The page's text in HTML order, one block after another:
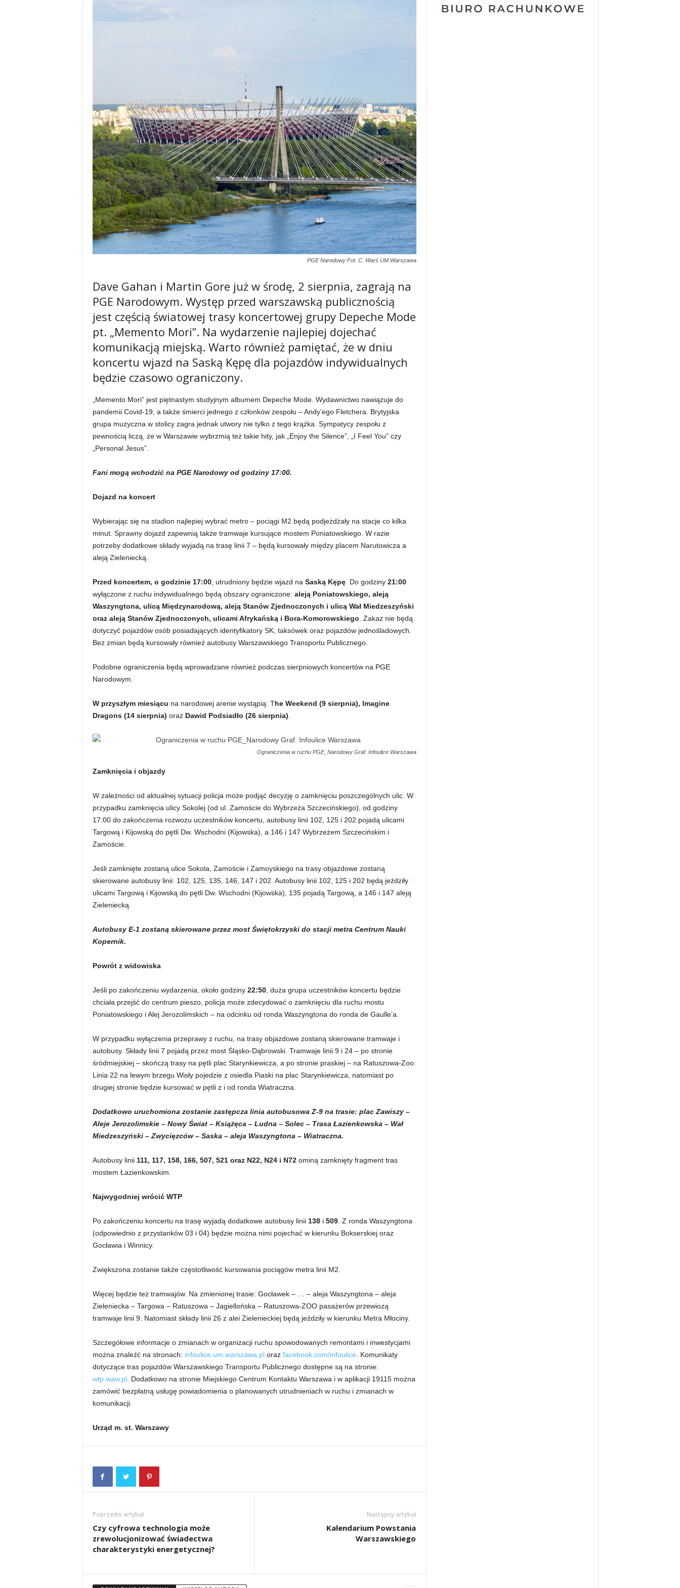
PGE Narodowy Fot. C. Warś UM Warszawa
Dave Gahan i Martin Gore już w środę, 2 sierpnia, zagrają na
PGE Narodowym. Występ przed warszawską publicznością
jest częścią światowej trasy koncertowej grupy Depeche Mode
pt. „Memento Mori”. Na wydarzenie najlepiej dojechać
komunikacją miejską. Warto również pamiętać, że w dniu
koncertu wjazd na Saską Kępę dla pojazdów indywidualnych
będzie czasowo ograniczony.
„Memento Mori” jest piętnastym studyjnym albumem Depeche Mode. Wydawnictwo nawiązuje do
pandemii Covid-19, a także śmierci jednego z członków zespołu – Andy’ego Fletchera. Brytyjska
grupa muzyczna w stolicy zagra jednak utwory nie tylko z tego krążka. Sympatycy zespołu z
pewnością liczą, że w Warszawie wybrzmią też takie hity, jak „Enjoy the Silence”, „I Feel You” czy
„Personal Jesus”.
Fani mogą wchodzić na PGE Narodowy od godziny 17:00.
Dojazd na koncert
Wybierając się na stadion najlepiej wybrać metro – pociągi M2 będą podjeżdżały na stacje co kilka
minut. Sprawny dojazd zapewnią także tramwaje kursujące mostem Poniatowskiego. W razie
potrzeby dodatkowe składy wyjadą na trasę linii 7 – będą kursowały między placem Narutowicza a
aleją Zieleniecką.
Przed koncertem, o godzinie 17:00, utrudniony będzie wjazd na Saską Kępę. Do godziny21:00
wyłączone z ruchu indywidualnego będą obszary ograniczone: aleją Poniatowskiego, aleją
Waszyngtona, ulicą Międzynarodową, aleją Stanów Zjednoczonych i ulicą Wał Miedzeszyński
oraz aleją Stanów Zjednoczonych, ulicami Afrykańską i Bora-Komorowskiego . Zakaz nie będą
dotyczyć pojazdów osób posiadających identyfikatory SK, taksówek oraz pojazdów jednośladowych.
Bez zmian będą kursowały również autobusy Warszawskiego Transportu Publicznego.
Podobne ograniczenia będą wprowadzane również podczas sierpniowych koncertów na PGE
Narodowym.
W przyszłym miesiącu na narodowej arenie wystąpią: The Weekend (9 sierpnia), Imagine
Dragons (14 sierpnia) oraz Dawid Podsiadło (26 sierpnia)
Ograniczenia w ruchu PGE_Narodowy Graf. Infoulice Warszawa
Zamknięcia i objazdy
W zależności od aktualnej sytuacji policja może podjąć decyzję o zamknięciu poszczególnych ulic. W
przypadku zamknięcia ulicy Sokolej (od ul. Zamoście do Wybrzeża Szczecińskiego), od godziny
17:00 do zakończenia rozwozu uczestników koncertu, autobusy linii 102, 125 i 202 pojadą ulicami
Targową i Kijowską do pętli Dw. Wschodni (Kijowska), a 146 i 147 Wybrzeżem Szczecińskim i
Zamoście.
Jeśli zamknięte zostaną ulice Sokola, Zamoście i Zamoyskiego na trasy objazdowe zostaną
skierowane autobusy linii: 102, 125, 135, 146, 147 i 202. Autobusy linii 102, 125 i 202 będą jeździły
ulicami Targową i Kijowską do pętli Dw. Wschodni (Kijowska), 135 pojadą Targową, a 146 i 147 aleją
Zieleniecką.
Autobusy E-1 zostaną skierowane przez most Świętokrzyski do stacji metra Centrum Nauki
Kopernik.
Powrót z widowiska
Jeśli po zakończeniu wydarzenia, około godziny 22:50, duża grupa uczestników koncertu będzie
chciała przejść do centrum pieszo, policja może zdecydować o zamknięciu dla ruchu mostu
Poniatowskiego i Alej Jerozolimskich – na odcinku od ronda Waszyngtona do ronda de Gaulle’a.
W przypadku wyłączenia przeprawy z ruchu, na trasy objazdowe zostaną skierowane tramwaje i
autobusy. Składy linii 7 pojadą przez most Śląsko-Dąbrowski. Tramwaje linii 9 i 24 – po stronie
śródmiejskiej – skończą trasy na pętli plac Starynkiewicza, a po stronie praskiej – na Ratuszowa-Zoo.
Linia 22 na lewym brzegu Wisły pojedzie z osiedla Piaski na plac Starynkiewicza, natomiast po
drugiej stronie będzie kursować w pętli z i od ronda Wiatraczna.
Dodatkowo uruchomiona zostanie zastępcza linia autobusowa Z-9 na trasie: plac Zawiszy –
Aleje Jerozolimskie – Nowy Świat – Książęca – Ludna – Solec – Trasa Łazienkowska – Wał
Miedzeszyński – Zwycięzców – Saska – aleja Waszyngtona – Wiatraczna.
Autobusy linii 111, 117, 158, 166, 507, 521 oraz N22, N24 i N72ominą zamknięty fragment tras
mostem Łazienkowskim.
Najwygodniej wrócić WTP
Po zakończeniu koncertu na trasę wyjadą dodatkowe autobusy linii138i 509. Z ronda Waszyngtona
(odpowiednio z przystanków 03 i 04) będzie można nimi pojechać w kierunku Bokserskiej oraz
Gocławia i Winnicy.
Zwiększona zostanie także częstotliwość kursowania pociągów metra linii M2.
Więcej będzie też tramwajów. Na zmienionej trasie: Gocławek – … – aleja Waszyngtona – aleja
Zieleniecka – Targowa – Ratuszowa – Jagiellońska – Ratuszowa-ZOO pasażerów przewiozą
tramwaje linii 9. Natomiast składy linii 26 z alei Zielenieckiej będą jeździły w kierunku Metra Młociny.
Szczegółowe informacje o zmianach w organizacji ruchu spowodowanych remontami i inwestycjami
można znaleźć na stronach: infoulice.um.warszawa.ploraz facebook.com/infoulice . Komunikaty
dotyczące tras pojazdów Warszawskiego Transportu Publicznego dostępne są na stronie:
wtp.waw.pl. Dodatkowo na stronie Miejskiego Centrum Kontaktu Warszawa i w aplikacji 19115 można
zamówić bezpłatną usługę powiadomienia o planowanych utrudnieniach w ruchu i zmianach w
komunikacji.
Urząd m. st. Warszawy
Poprzedni artykuł
Czy cyfrowa technologia może
zrewolucjonizować świadectwa
charakterystyki energetycznej?
Następny artykuł
Kalendarium Powstania
Warszawskiego